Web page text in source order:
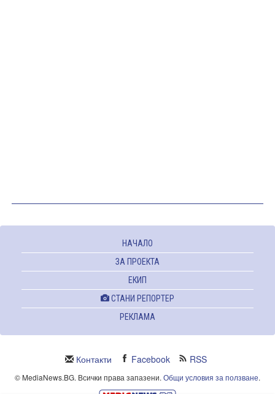
НАЧАЛО
ЗА ПРОЕКТА
ЕКИП
СТАНИ РЕПОРТЕР
РЕКЛАМА
Контакти Facebook RSS
© MediaNews.BG. Всички права запазени. Общи условия за ползване.